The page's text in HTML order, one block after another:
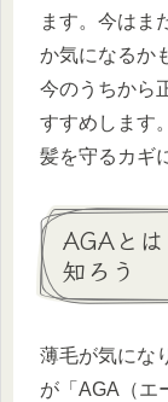
ます。今はま
か気になるか
今のうちから
すすめします
髪を守るカギ
AGAと
知ろう
薄毛が気にな
が「AGA（エ